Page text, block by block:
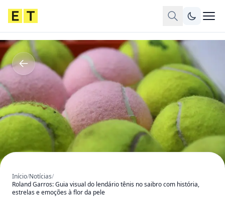
Início/Notícias/
Roland Garros: Guia visual do lendário tênis no saibro com história,
estrelas e emoções à flor da pele